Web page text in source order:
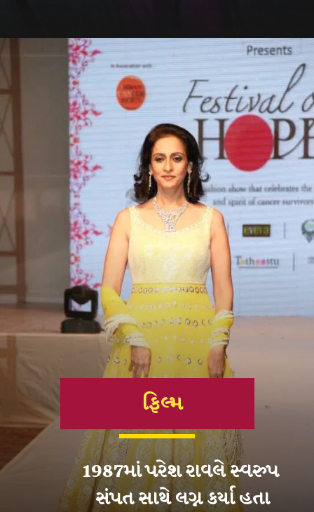
1987માં પરેશ રાવલે સ્વરુપ
સંપત સાથે લગ્ન કર્યા હતા
ફિલ્મ